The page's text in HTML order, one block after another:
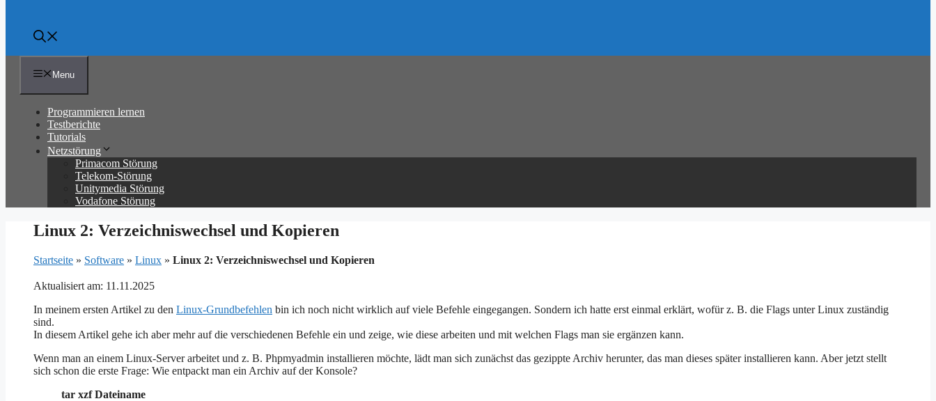
Menu
Programmieren lernen
Testberichte
Tutorials
Netzstörung
Primacom Störung
Telekom-Störung
Unitymedia Störung
Vodafone Störung
Linux 2: Verzeichniswechsel und Kopieren
Startseite » Software » Linux » Linux 2: Verzeichniswechsel und Kopieren
Aktualisiert am: 11.11.2025
In meinem ersten Artikel zu den Linux-Grundbefehlen bin ich noch nicht wirklich auf viele Befehle eingegangen. Sondern ich hatte erst einmal erklärt, wofür z. B. die Flags unter Linux zuständig
sind.
In diesem Artikel gehe ich aber mehr auf die verschiedenen Befehle ein und zeige, wie diese arbeiten und mit welchen Flags man sie ergänzen kann.
Wenn man an einem Linux-Server arbeitet und z. B. Phpmyadmin installieren möchte, lädt man sich zunächst das gezippte Archiv herunter, das man dieses später installieren kann. Aber jetzt stellt
sich schon die erste Frage: Wie entpackt man ein Archiv auf der Konsole?
tar xzf Dateiname